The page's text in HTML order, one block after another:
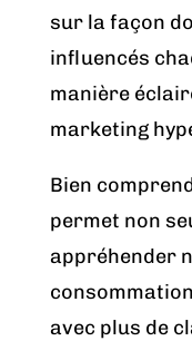
sur la façon
influencés
manière
marketing
Bien
permet non
appréhender
avec plus de